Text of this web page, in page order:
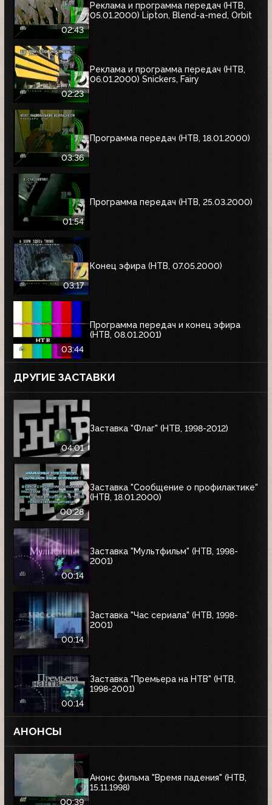
02:43
Реклама и программа передач (НТВ,
05.01.2000) Lipton, Blend-a-med, Orbit
02:23
Реклама и программа передач (НТВ,
06.01.2000) Snickers, Fairy
03:36
Программа передач (НТВ, 18.01.2000)
01:54
Программа передач (НТВ, 25.03.2000)
03:17
Конец эфира (НТВ, 07.05.2000)
03:44
Программа передач и конец эфира
(НТВ, 08.01.2001)
ДРУГИЕ ЗАСТАВКИ
04:01
Заставка "Флаг" (НТВ, 1998-2012)
00:28
Заставка "Сообщение о профилактике"
(НТВ, 18.01.2000)
00:14
Заставка "Мультфильм" (НТВ, 1998-
2001)
00:14
Заставка "Час сериала" (НТВ, 1998-
2001)
00:14
Заставка "Премьера на НТВ" (НТВ,
1998-2001)
АНОНСЫ
00:39
Анонс фильма "Время падения" (НТВ,
15.11.1998)